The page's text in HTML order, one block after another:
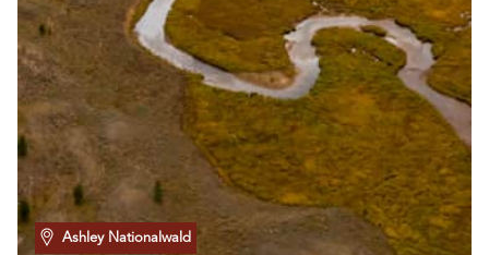
Ashley Nationalwald